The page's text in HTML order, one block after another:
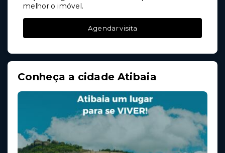
melhor o imóvel.
Agendar visita
Conheça a cidade Atibaia